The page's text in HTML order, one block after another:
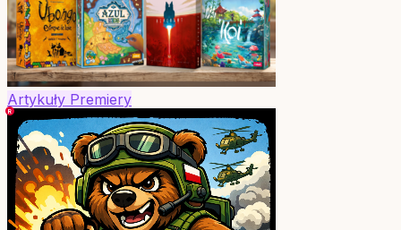
Artykuły Premiery